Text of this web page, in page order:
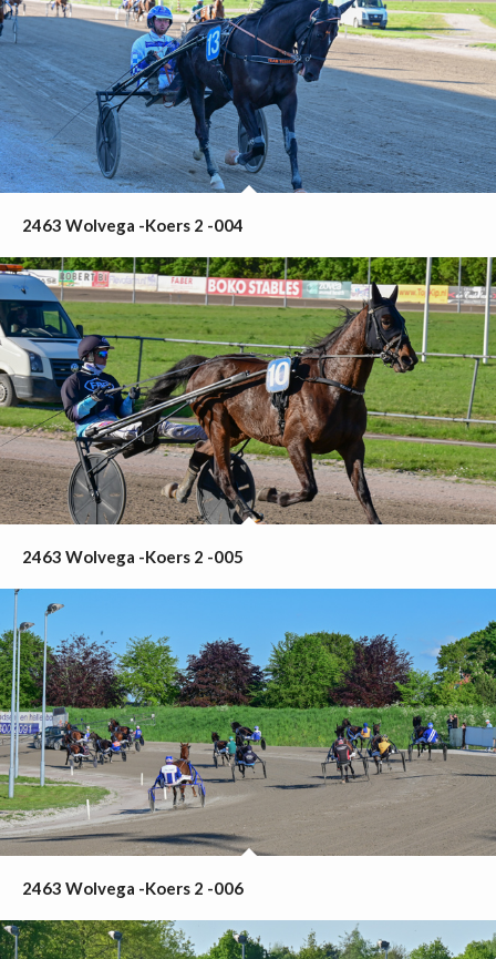
2463 Wolvega -Koers 2 -004
2463 Wolvega -Koers 2 -005
2463 Wolvega -Koers 2 -006